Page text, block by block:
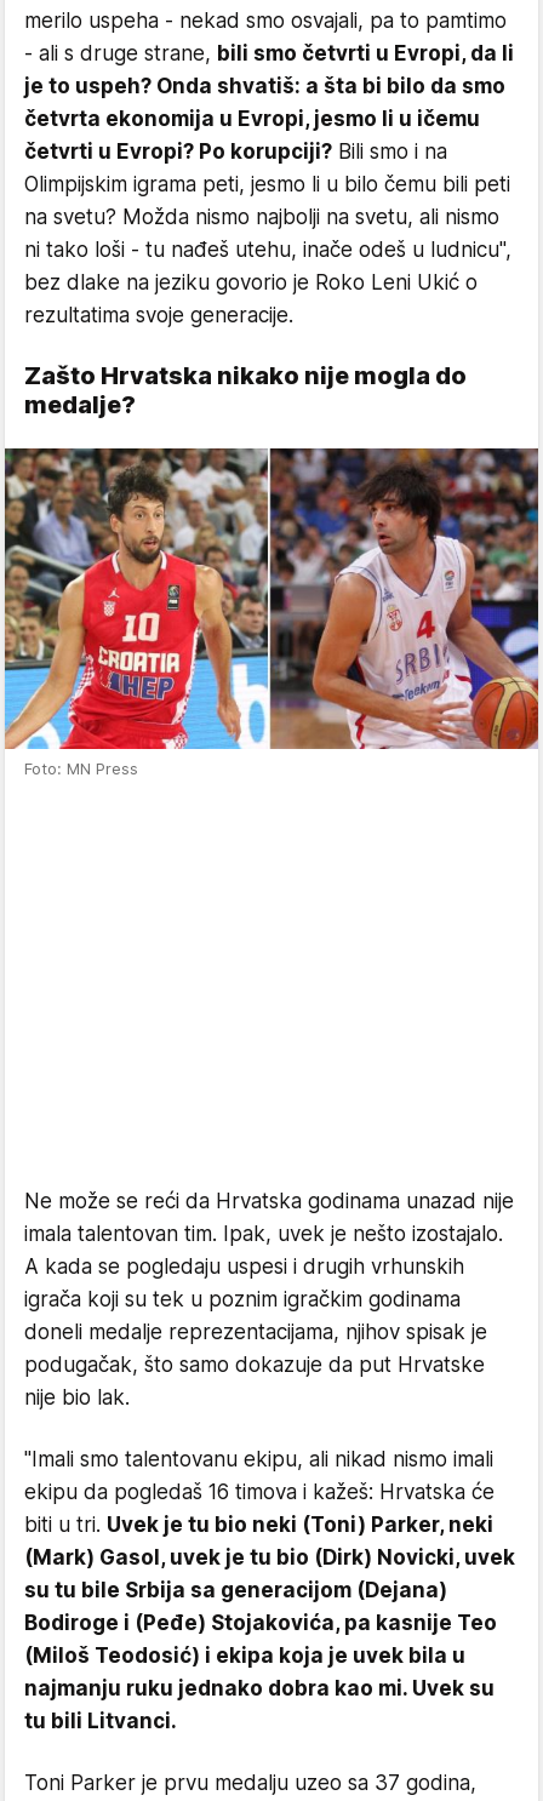
merilo uspeha - nekad smo osvajali, pa to pamtimo
- ali s druge strane, bili smo četvrti u Evropi, da li
je to uspeh? Onda shvatiš: a šta bi bilo da smo
četvrta ekonomija u Evropi, jesmo li u ičemu
četvrti u Evropi? Po korupciji? Bili smo i na
Olimpijskim igrama peti, jesmo li u bilo čemu bili peti
na svetu? Možda nismo najbolji na svetu, ali nismo
ni tako loši - tu nađeš utehu, inače odeš u ludnicu",
bez dlake na jeziku govorio je Roko Leni Ukić o
rezultatima svoje generacije.
Zašto Hrvatska nikako nije mogla do
medalje?
Foto: MN Press
Ne može se reći da Hrvatska godinama unazad nije
imala talentovan tim. Ipak, uvek je nešto izostajalo.
A kada se pogledaju uspesi i drugih vrhunskih
igrača koji su tek u poznim igračkim godinama
doneli medalje reprezentacijama, njihov spisak je
podugačak, što samo dokazuje da put Hrvatske
nije bio lak.
"Imali smo talentovanu ekipu, ali nikad nismo imali
ekipu da pogledaš 16 timova i kažeš: Hrvatska će
biti u tri. Uvek je tu bio neki (Toni) Parker, neki
(Mark) Gasol, uvek je tu bio (Dirk) Novicki, uvek
su tu bile Srbija sa generacijom (Dejana)
Bodiroge i (Peđe) Stojakovića, pa kasnije Teo
(Miloš Teodosić) i ekipa koja je uvek bila u
najmanju ruku jednako dobra kao mi. Uvek su
tu bili Litvanci.
Toni Parker je prvu medalju uzeo sa 37 godina,